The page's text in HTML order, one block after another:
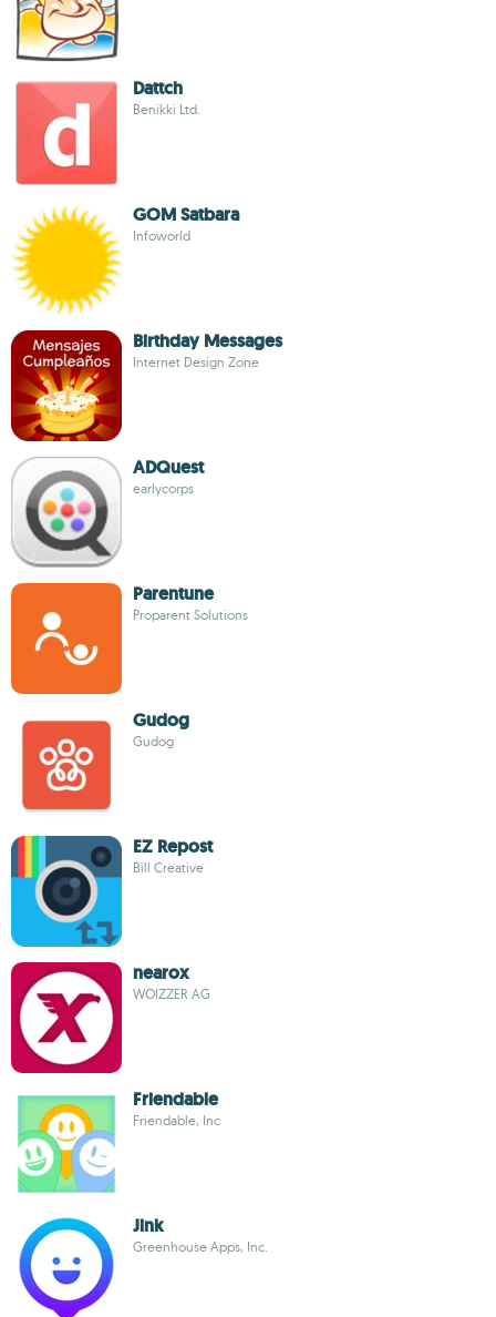
Dattch
Benikki Ltd.
GOM Satbara
Infoworld
Birthday Messages
Internet Design Zone
ADQuest
earlycorps
Parentune
Proparent Solutions
Gudog
Gudog
EZ Repost
Bill Creative
nearox
WOIZZER AG
Friendable
Friendable, Inc
Jink
Greenhouse Apps, Inc.